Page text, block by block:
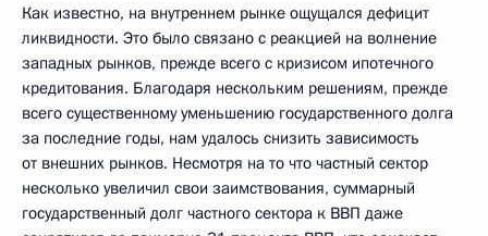
Как известно, на внутреннем рынке ощущался дефицит
ликвидности. Это было связано с реакцией на волнение
западных рынков, прежде всего с кризисом ипотечного
кредитования. Благодаря нескольким решениям, прежде
всего существенному уменьшению государственного долга
за последние годы, нам удалось снизить зависимость
от внешних рынков. Несмотря на то что частный сектор
несколько увеличил свои заимствования, суммарный
государственный долг частного сектора к ВВП даже